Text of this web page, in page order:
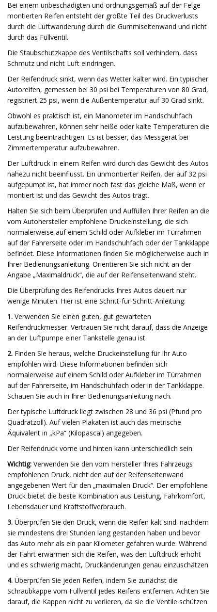
Bei einem unbeschädigten und ordnungsgemäß auf der Felge
montierten Reifen entsteht der größte Teil des Druckverlusts
durch die Luftwanderung durch die Gummiseitenwand und nicht
durch das Füllventil.
Die Staubschutzkappe des Ventilschafts soll verhindern, dass
Schmutz und nicht Luft eindringen.
Der Reifendruck sinkt, wenn das Wetter kälter wird. Ein typischer
Autoreifen, gemessen bei 30 psi bei Temperaturen von 80 Grad,
registriert 25 psi, wenn die Außentemperatur auf 30 Grad sinkt.
Obwohl es praktisch ist, ein Manometer im Handschuhfach
aufzubewahren, können sehr heiße oder kalte Temperaturen die
Leistung beeinträchtigen. Es ist besser, das Messgerät bei
Zimmertemperatur aufzubewahren.
Der Luftdruck in einem Reifen wird durch das Gewicht des Autos
nahezu nicht beeinflusst. Ein unmontierter Reifen, der auf 32 psi
aufgepumpt ist, hat immer noch fast das gleiche Maß, wenn er
montiert ist und das Gewicht des Autos trägt.
Halten Sie sich beim Überprüfen und Auffüllen Ihrer Reifen an die
vom Autohersteller empfohlene Druckeinstellung, die sich
normalerweise auf einem Schild oder Aufkleber im Türrahmen
auf der Fahrerseite oder im Handschuhfach oder der Tankklappe
befindet. Diese Informationen finden Sie möglicherweise auch in
Ihrer Bedienungsanleitung. Orientieren Sie sich nicht an der
Angabe „Maximaldruck“, die auf der Reifenseitenwand steht.
Die Überprüfung des Reifendrucks Ihres Autos dauert nur
wenige Minuten. Hier ist eine Schritt-für-Schritt-Anleitung:
1. Verwenden Sie einen guten, gut gewarteten
Reifendruckmesser. Vertrauen Sie nicht darauf, dass die Anzeige
an der Luftpumpe einer Tankstelle genau ist.
2. Finden Sie heraus, welche Druckeinstellung für Ihr Auto
empfohlen wird. Diese Informationen befinden sich
normalerweise auf einem Schild oder Aufkleber im Türrahmen
auf der Fahrerseite, im Handschuhfach oder in der Tankklappe.
Schauen Sie auch in Ihrer Bedienungsanleitung nach.
Der typische Luftdruck liegt zwischen 28 und 36 psi (Pfund pro
Quadratzoll). Auf vielen Plakaten ist auch das metrische
Äquivalent in „kPa“ (Kilopascal) angegeben.
Der Reifendruck vorne und hinten kann unterschiedlich sein.
Wichtig: Verwenden Sie den vom Hersteller Ihres Fahrzeugs
empfohlenen Druck, nicht den auf der Reifenseitenwand
angegebenen Wert für den „maximalen Druck“. Der empfohlene
Druck bietet die beste Kombination aus Leistung, Fahrkomfort,
Lebensdauer und Kraftstoffverbrauch.
3. Überprüfen Sie den Druck, wenn die Reifen kalt sind: nachdem
sie mindestens drei Stunden lang gestanden haben und bevor
das Auto mehr als ein paar Kilometer gefahren wurde. Während
der Fahrt erwärmen sich die Reifen, was den Luftdruck erhöht
und es schwierig macht, Druckänderungen genau einzuschätzen.
4. Überprüfen Sie jeden Reifen, indem Sie zunächst die
Schraubkappe vom Füllventil jedes Reifens entfernen. Achten Sie
darauf, die Kappen nicht zu verlieren, da sie die Ventile schützen.